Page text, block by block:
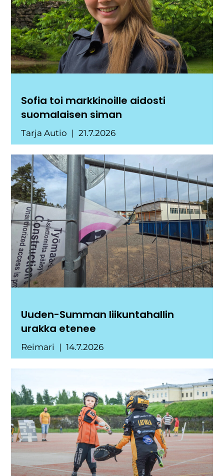
Sofia toi markkinoille aidosti
suomalaisen siman
Tarja Autio 21.7.2026
Uuden-Summan liikuntahallin
urakka etenee
Reimari 14.7.2026